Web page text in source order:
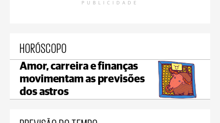
PUBLICIDADE
HORÓSCOPO
Amor, carreira e finanças
movimentam as previsões
dos astros